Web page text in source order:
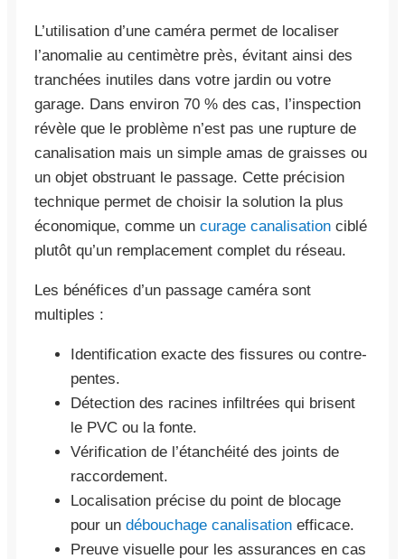
L’utilisation d’une caméra permet de localiser
l’anomalie au centimètre près, évitant ainsi des
tranchées inutiles dans votre jardin ou votre
garage. Dans environ 70 % des cas, l’inspection
révèle que le problème n’est pas une rupture de
canalisation mais un simple amas de graisses ou
un objet obstruant le passage. Cette précision
technique permet de choisir la solution la plus
économique, comme un curage canalisation ciblé
plutôt qu’un remplacement complet du réseau.
Les bénéfices d’un passage caméra sont
multiples :
Identification exacte des fissures ou contre-
pentes.
Détection des racines infiltrées qui brisent
le PVC ou la fonte.
Vérification de l’étanchéité des joints de
raccordement.
Localisation précise du point de blocage
pour un débouchage canalisation efficace.
Preuve visuelle pour les assurances en cas